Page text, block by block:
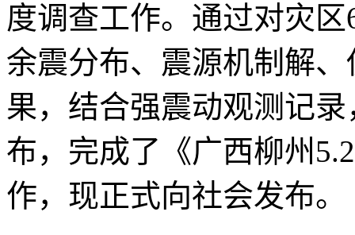
度调查工作。通过对灾
余震分布、震源机制解
果，结合强震动观测记
布，完成了《广西柳州
作，现正式向社会发布。